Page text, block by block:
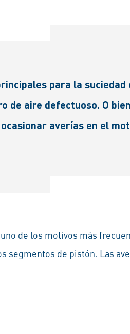
para la
aire defectuoso. O
averías en el
de los motivos más
segmentos de pistón. Las